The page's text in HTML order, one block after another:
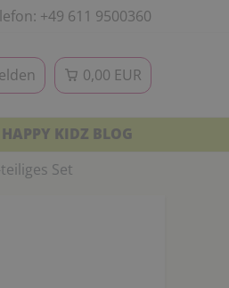
+49 611 9500360
0,00 EUR
HAPPY KIDZ BLOG
Set